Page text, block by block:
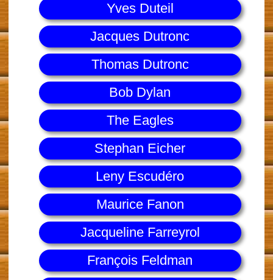
Yves Duteil
Jacques Dutronc
Thomas Dutronc
Bob Dylan
The Eagles
Stephan Eicher
Leny Escudéro
Maurice Fanon
Jacqueline Farreyrol
François Feldman